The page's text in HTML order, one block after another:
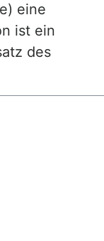
eine
ist ein
des